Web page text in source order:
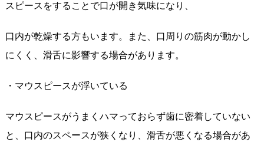
スピースをすることで口が開き気味になり、
口内が乾燥する方もいます。また、口周りの筋肉が動かし
にくく、滑舌に影響する場合があります。
・マウスピースが浮いている
マウスピースがうまくハマっておらず歯に密着していない
と、口内のスペースが狭くなり、滑舌が悪くなる場合があ